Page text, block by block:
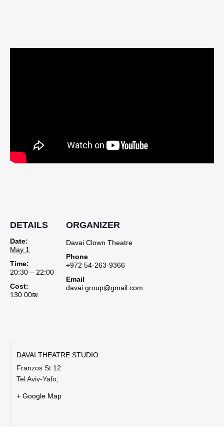
DETAILS
Date:
May 1
Time:
20:30 – 22:00
Cost:
130.00₪
ORGANIZER
Davai Clown Theatre
Phone
+972 54-263-9366
Email
davai.group@gmail.com
DAVAI THEATRE STUDIO
Franzos St 12
Tel Aviv-Yafo
+ Google Map